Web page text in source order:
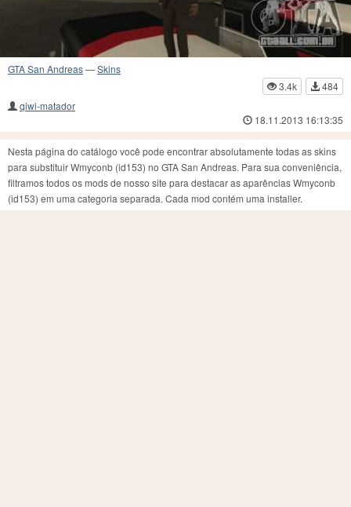
GTA San Andreas—Skins
3.4k
484
qiwi-matador
18.11.2013 16:13:35
Nesta página do catálogo você pode encontrar absolutamente todas as skins
para substituir Wmyconb (id153) no GTA San Andreas. Para sua conveniência,
filtramos todos os mods de nosso site para destacar as aparências Wmyconb
(id153) em uma categoria separada. Cada mod contém uma installer.